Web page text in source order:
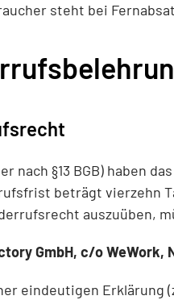
steht bei
nach §13 BGB) haben
beträgt vierzehn
auszuüben,
GmbH, c/o WeWork,
eindeutigen Erklärung